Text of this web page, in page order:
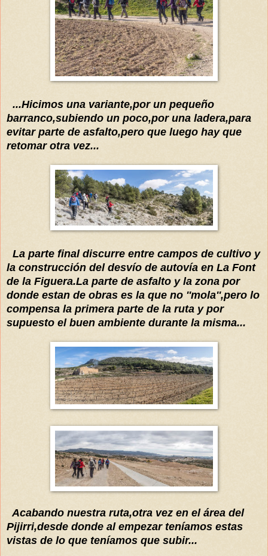
...Hicimos una variante,por un pequeño
barranco,subiendo un poco,por una ladera,para
evitar parte de asfalto,pero que luego hay que
retomar otra vez...
La parte final discurre entre campos de cultivo y
la construcción del desvío de autovía en La Font
de la Figuera.La parte de asfalto y la zona por
donde estan de obras es la que no ''mola'',pero lo
compensa la primera parte de la ruta y por
supuesto el buen ambiente durante la misma...
Acabando nuestra ruta,otra vez en el área del
Pijirri,desde donde al empezar teníamos estas
vistas de lo que teníamos que subir...